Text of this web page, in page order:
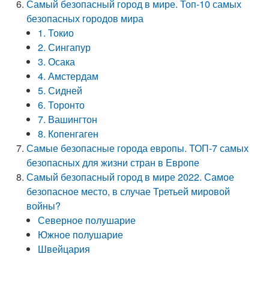
Самый безопасный город в мире. Топ-10 самых
безопасных городов мира
1. Токио
2. Сингапур
3. Осака
4. Амстердам
5. Сидней
6. Торонто
7. Вашингтон
8. Копенгаген
Самые безопасные города европы. ТОП-7 самых
безопасных для жизни стран в Европе
Самый безопасный город в мире 2022. Самое
безопасное место, в случае Третьей мировой
войны?
Северное полушарие
Южное полушарие
Швейцария